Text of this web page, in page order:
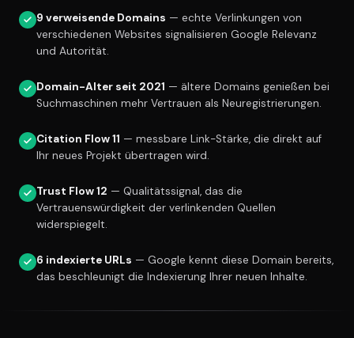
9 verweisende Domains — echte Verlinkungen von
verschiedenen Websites signalisieren Google Relevanz
und Autorität.
Domain-Alter seit 2021 — ältere Domains genießen bei
Suchmaschinen mehr Vertrauen als Neuregistrierungen.
Citation Flow 11 — messbare Link-Stärke, die direkt auf
Ihr neues Projekt übertragen wird.
Trust Flow 12 — Qualitätssignal, das die
Vertrauenswürdigkeit der verlinkenden Quellen
widerspiegelt.
6 indexierte URLs — Google kennt diese Domain bereits,
das beschleunigt die Indexierung Ihrer neuen Inhalte.